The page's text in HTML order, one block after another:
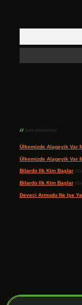
Son yorumlar
Ülkemizde Alageyik Var
Ülkemizde Alageyik Var
Bilardo Ilk Kim Başlar
Bilardo Ilk Kim Başlar
Deveci Armudu Ne Işe